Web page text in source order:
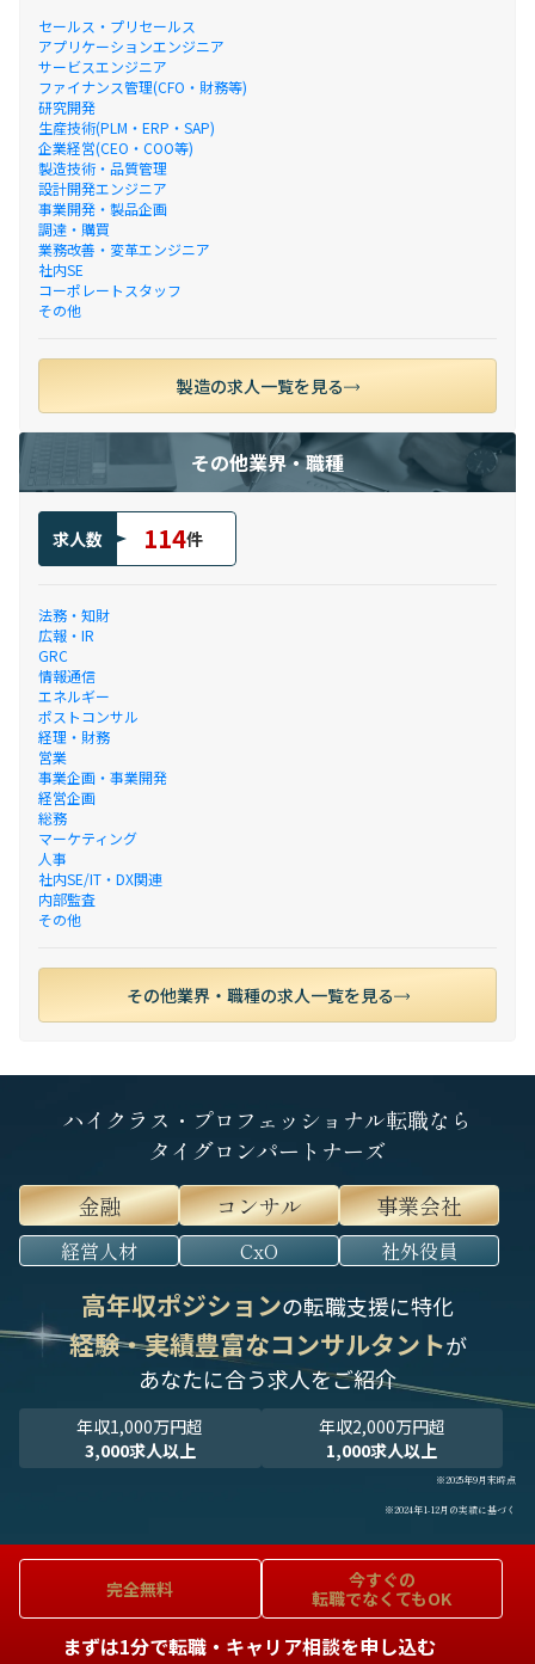
セールス・プリセールス
アプリケーションエンジニア
サービスエンジニア
ファイナンス管理(CFO・財務等)
研究開発
生産技術(PLM・ERP・SAP)
企業経営(CEO・COO等)
製造技術・品質管理
設計開発エンジニア
事業開発・製品企画
調達・購買
業務改善・変革エンジニア
社内SE
コーポレートスタッフ
その他
製造の求人一覧を見る
その他業界・職種
求人数 114件
法務・知財
広報・IR
GRC
情報通信
エネルギー
ポストコンサル
経理・財務
営業
事業企画・事業開発
経営企画
総務
マーケティング
人事
社内SE/IT・DX関連
内部監査
その他
その他業界・職種の求人一覧を見る
ハイクラス・プロフェッショナル転職なら
タイグロンパートナーズ
金融
コンサル 事業会社
経営人材 CxO 社外役員
高年収ポジションの転職支援に特化
経験・実績豊富なコンサルタントが
あなたに合う求人をご紹介
年収1,000万円超
3,000求人以上
年収2,000万円超
1,000求人以上
※2025年9月末時点
※2024年1-12月の実績に基づく
完全無料
今すぐの
転職でなくてもOK
まずは1分で転職・キャリア相談を申し込む